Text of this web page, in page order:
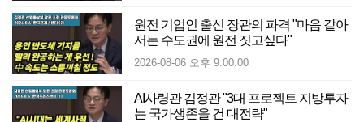
원전 기업인 출신 장관의 파격 "마음 같아
서는 수도권에 원전 짓고싶다"
2026-08-06 오후 9:00:00
AI사령관 김정관 "3대 프로젝트 지방투자
는 국가생존을 건 대전략"